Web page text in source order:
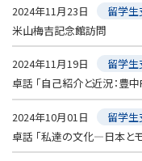
2024年11月23日
留学生
米山梅吉記念館訪問
2024年11月19日
留学生
卓話 「自己紹介と近況：豊中
2024年10月01日
留学生
卓話 「私達の文化―日本と